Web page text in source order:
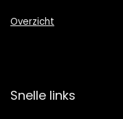
Overzicht
Snelle links